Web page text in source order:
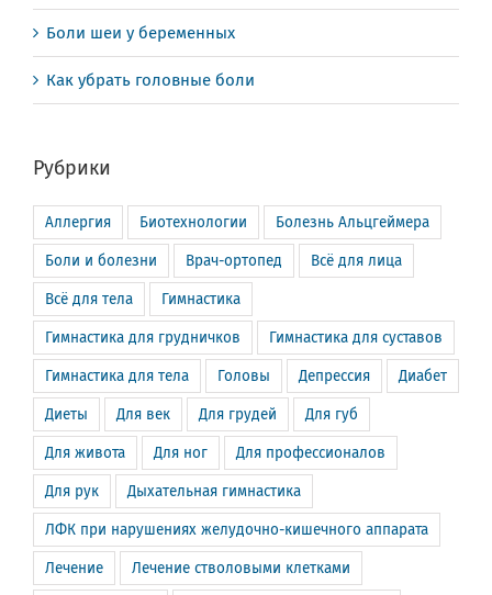
Боли шеи у беременных
Как убрать головные боли
Рубрики
Аллергия Биотехнологии Болезнь Альцгеймера
Боли и болезни Врач-ортопед Всё для лица
Всё для тела Гимнастика
Гимнастика для грудничков Гимнастика для суставов
Гимнастика для тела Головы Депрессия Диабет
Диеты Для век Для грудей Для губ
Для живота Для ног Для профессионалов
Для рук Дыхательная гимнастика
ЛФК при нарушениях желудочно-кишечного аппарата
Лечение Лечение стволовыми клетками